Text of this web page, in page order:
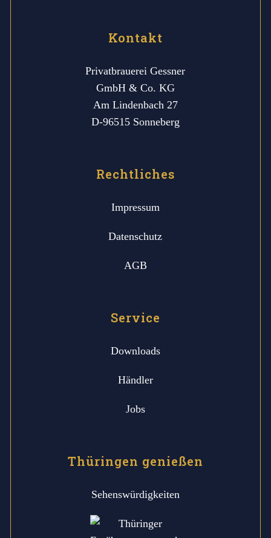
Kontakt
Privatbrauerei Gessner
GmbH & Co. KG
Am Lindenbach 27
D-96515 Sonneberg
Rechtliches
Impressum
Datenschutz
AGB
Service
Downloads
Händler
Jobs
Thüringen genießen
Sehenswürdigkeiten